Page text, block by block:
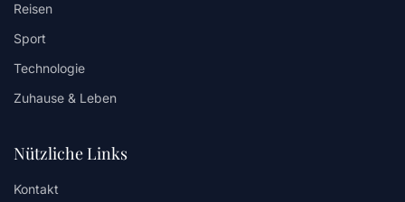
Reisen
Sport
Technologie
Zuhause & Leben
Nützliche Links
Kontakt